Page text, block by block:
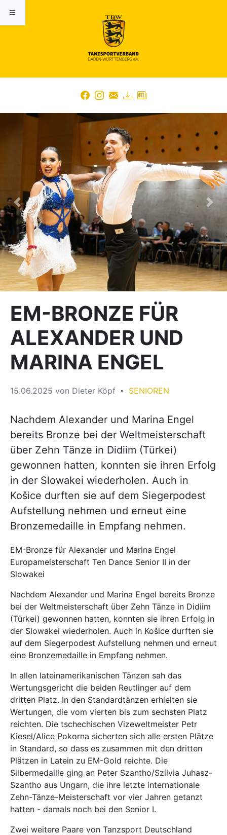
Previous Next
EM-BRONZE FÜR
ALEXANDER UND
MARINA ENGEL
15.06.2025 von Dieter Köpf SENIOREN
Nachdem Alexander und Marina Engel
bereits Bronze bei der Weltmeisterschaft
über Zehn Tänze in Didiim (Türkei)
gewonnen hatten, konnten sie ihren Erfolg
in der Slowakei wiederholen. Auch in
Košice durften sie auf dem Siegerpodest
Aufstellung nehmen und erneut eine
Bronzemedaille in Empfang nehmen.
EM-Bronze für Alexander und Marina Engel
Europameisterschaft Ten Dance Senior II in der
Slowakei
Nachdem Alexander und Marina Engel bereits Bronze
bei der Weltmeisterschaft über Zehn Tänze in Didiim
(Türkei) gewonnen hatten, konnten sie ihren Erfolg in
der Slowakei wiederholen. Auch in Košice durften sie
auf dem Siegerpodest Aufstellung nehmen und erneut
eine Bronzemedaille in Empfang nehmen.
In allen lateinamerikanischen Tänzen sah das
Wertungsgericht die beiden Reutlinger auf dem
dritten Platz. In den Standardtänzen erhielten sie
Wertungen, die vom vierten bis zum sechsten Platz
reichten. Die tschechischen Vizeweltmeister Petr
Kiesel/Alice Pokorna sicherten sich alle ersten Plätze
in Standard, so dass es zusammen mit den dritten
Plätzen in Latein zu EM-Gold reichte. Die
Silbermedaille ging an Peter Szantho/Szilvia Juhasz-
Szantho aus Ungarn, die ihre letzte internationale
Zehn-Tänze-Meisterschaft vor vier Jahren getanzt
hatten - damals noch bei den Senior I.
Zwei weitere Paare von Tanzsport Deutschland